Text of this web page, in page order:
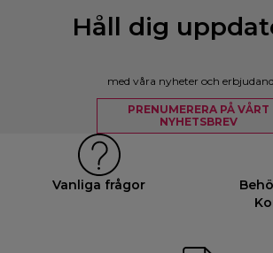
Håll dig
med våra nyheter och
PRENUMERERA PÅ VÅRT
NYHETSBREV
Vanliga frågor